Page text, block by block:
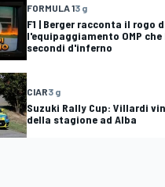
FORMULA 13 g
F1 | Berger racconta il rogo
l'equipaggiamento OMP
secondi d'inferno
CIAR3 g
Suzuki Rally Cup: Villardi
della stagione ad Alba